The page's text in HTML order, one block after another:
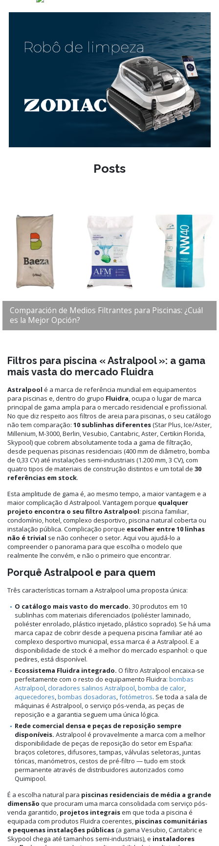
Posts
Comparación de Medios Filtrantes para Piscinas: ¿Cuál
es la Mejor Opción?
Filtros para piscina « Astralpool »: a gama
mais vasta do mercado Fluidra
Astralpool é a marca de referência mundial em equipamentos
para piscinas e, dentro do grupo Fluidra, ocupa o lugar de marca
principal de gama ampla para o mercado residencial e profissional.
No que diz respeito aos filtros de areia para piscinas, o seu catálogo
não tem comparação: 10 sublinhas diferentes(Star Plus, Ice/Aster,
Millenium, M-3000, Berlin, Vesubio, Cantabric, Aster, Certikin Florida,
Skypool) que cobrem absolutamente toda a gama de filtração,
desde pequenas piscinas residenciais (400 mm de diâmetro, bomba
de 0,33 CV) até instalações semi-industriais (1.200 mm, 3 CV), com
quatro tipos de materiais de construção distintos e um total de 30
referências em stock.
Esta amplitude de gama é, ao mesmo tempo, a maior vantagem e a
maior complicação d Astralpool. Vantagem porque qualquer
projeto encontra o seu filtro Astralpool: piscina familiar,
condomínio, hotel, complexo desportivo, piscina natural coberta ou
instalação pública. Complicação porque escolher entre 10 linhas
não é trivial se não conhecer o setor. Aqui vou ajudá-lo a
compreender o panorama para que escolha o modelo que
realmente lhe convém, e não o primeiro que encontrar.
Porquê Astralpool e para quem
Três características tornam a Astralpool uma proposta única:
O catálogo mais vasto do mercado. 30 produtos em 10
sublinhas com materiais diferenciados (poliéster laminado,
poliéster enrolado, plástico injetado, plástico soprado). Se há uma
marca capaz de cobrir desde a pequena piscina familiar até ao
complexo desportivo municipal, essa marca é a Astralpool. E a
disponibilidade de stock é a melhor do mercado espanhol: o que
pedires, está disponível.
Ecossistema Fluidra integrado. O filtro Astralpool encaixa-se
perfeitamente com o resto do equipamento Fluidra: bombas
Astralpool,cloradores salinos Astralpool,bomba de calor,
aquecedores,bombas dosadoras,fotómetros. Se toda a sala de
máquinas é Astralpool, o serviço pós-venda, as peças de
reposição e a garantia seguem uma única lógica.
Rede comercial densa e peças de reposição sempre
disponíveis. Astralpool é provavelmente a marca com a melhor
disponibilidade de peças de reposição do setor em España:
braços coletores, difusores, tampas, válvulas seletoras, juntas
tóricas, manómetros, cestos de pré-filtro — tudo em stock
permanente através de distribuidores autorizados como
Quimipool.
É a escolha natural para piscinas residenciais de média a grande
dimensão que procuram uma marca consolidada com serviço pós-
venda garantido, projetos integraisem que toda a piscina é
equipada com produtos Fluidra coerentes, piscinas comunitárias
e pequenas instalações públicas(a gama Vesubio, Cantabric e
Skypool chega até tamanhos semi-industriais), e instaladores